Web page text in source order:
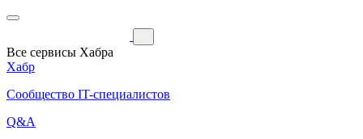
Все сервисы Хабра
Хабр
Сообщество IT-специалистов
Q&A